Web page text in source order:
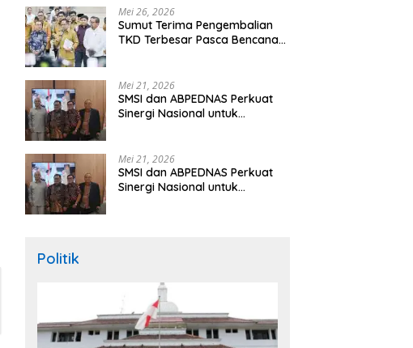
Mei 26, 2026
Sumut Terima Pengembalian
TKD Terbesar Pasca Bencana
Mei 21, 2026
SMSI dan ABPEDNAS Perkuat
Sinergi Nasional untuk
Mei 21, 2026
SMSI dan ABPEDNAS Perkuat
Sinergi Nasional untuk
Politik